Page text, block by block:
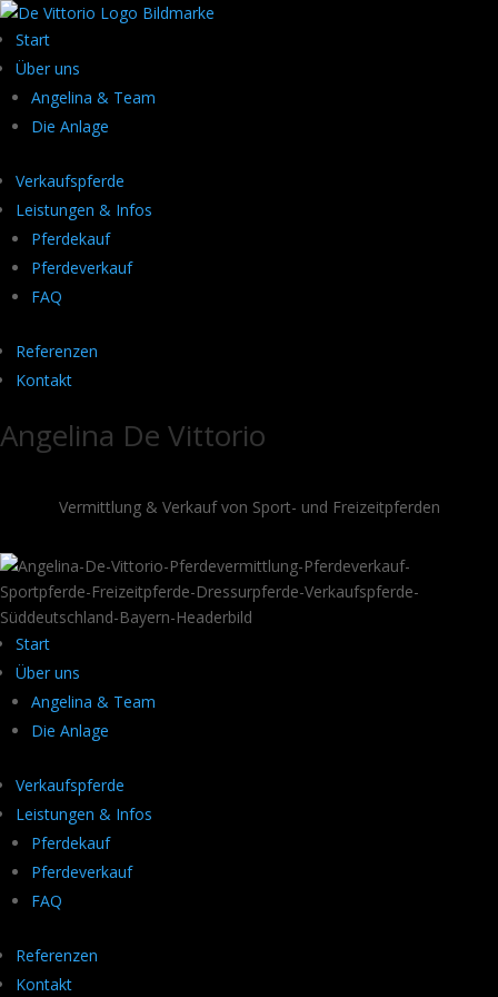
Start
Über uns
Angelina & Team
Die Anlage
Verkaufspferde
Leistungen & Infos
Pferdekauf
Pferdeverkauf
FAQ
Referenzen
Kontakt
Angelina De Vittorio
Vermittlung & Verkauf von Sport- und Freizeitpferden
Start
Über uns
Angelina & Team
Die Anlage
Verkaufspferde
Leistungen & Infos
Pferdekauf
Pferdeverkauf
FAQ
Referenzen
Kontakt